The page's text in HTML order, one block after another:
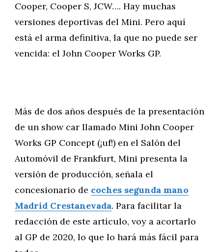
Cooper, Cooper S, JCW…. Hay muchas
versiones deportivas del Mini. Pero aquí
está el arma definitiva, la que no puede ser
vencida: el John Cooper Works GP.
Más de dos años después de la presentación
de un show car llamado Mini John Cooper
Works GP Concept (¡uf!) en el Salón del
Automóvil de Frankfurt, Mini presenta la
versión de producción, señala el
concesionario de coches segunda mano
Madrid Crestanevada. Para facilitar la
redacción de este artículo, voy a acortarlo
al GP de 2020, lo que lo hará más fácil para